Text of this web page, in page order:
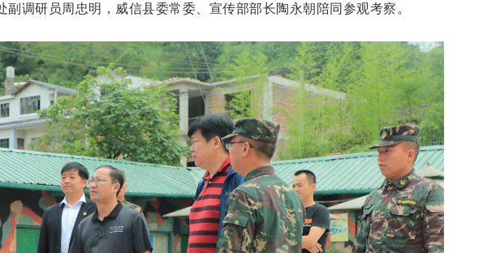
副调研员周忠明，威信县委常委、宣传部部长陶永朝陪同参观考察。